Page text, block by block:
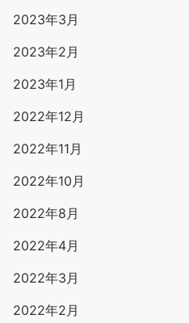
2023年3月
2023年2月
2023年1月
2022年12月
2022年11月
2022年10月
2022年8月
2022年4月
2022年3月
2022年2月